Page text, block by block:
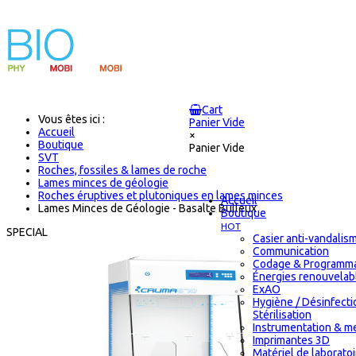
Cart
Panier Vide
×
Panier Vide
Accueil
Boutique
HOT
Casier anti-
Communication
Codage &
Énergies
ExAO
Hygiène /
Stérilisation
Instrumentation &
Imprimantes 3D
Matériel de
Vous êtes ici :
Accueil
Boutique
SVT
Roches, fossiles & lames de roche
Lames minces de géologie
Roches éruptives et plutoniques en lames minces
Lames Minces de Géologie - Basalte Bulleux
SPECIAL